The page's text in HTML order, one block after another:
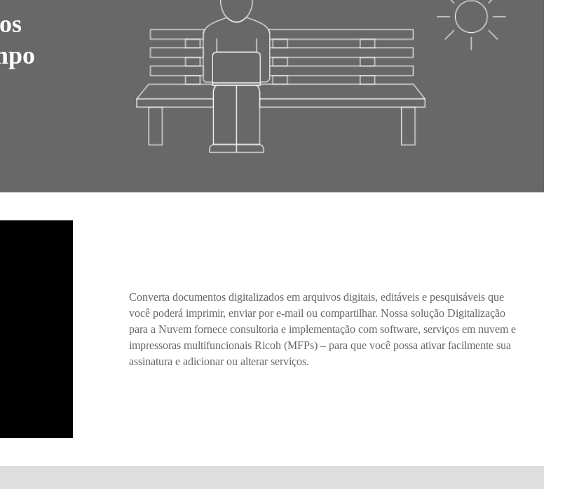
Converta documentos digitalizados em arquivos digitais, editáveis e pesquisáveis que
você poderá imprimir, enviar por e-mail ou compartilhar. Nossa solução Digitalização
para a Nuvem fornece consultoria e implementação com software, serviços em nuvem e
impressoras multifuncionais Ricoh (MFPs) – para que você possa ativar facilmente sua
assinatura e adicionar ou alterar serviços.